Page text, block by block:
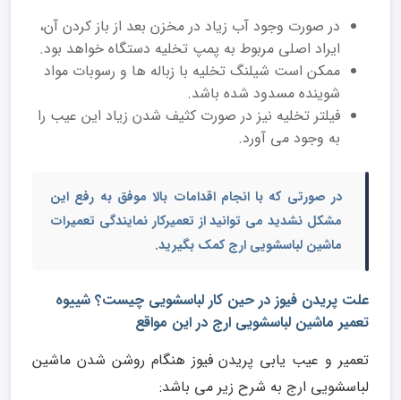
در صورت وجود آب زیاد در مخزن بعد از باز کردن آن،
ایراد اصلی مربوط به پمپ تخلیه دستگاه خواهد بود.
ممکن است شیلنگ تخلیه با زباله ها و رسوبات مواد
شوینده مسدود شده باشد.
فیلتر تخلیه نیز در صورت کثیف شدن زیاد این عیب را
به وجود می آورد.
در صورتی که با انجام اقدامات بالا موفق به رفع این
مشکل نشدید می توانید از تعمیرکار نمایندگی تعمیرات
ماشین لباسشویی ارجکمک بگیرید.
علت پریدن فیوز در حین کار لباسشویی چیست؟ شییوه
تعمیر ماشین لباسشویی ارج در این مواقع
تعمیر و عیب یابی پریدن فیوز هنگام روشن شدن ماشین
لباسشویی ارج به شرح زیر می باشد: